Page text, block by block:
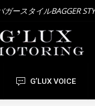
ースタイルBAGGER
G’LUX VOICE